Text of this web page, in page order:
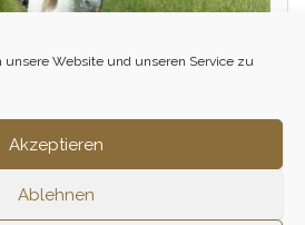
unsere Website und unseren Service zu
Akzeptieren
Ablehnen
Hof in Schönermark
für erfahrene Reiter und